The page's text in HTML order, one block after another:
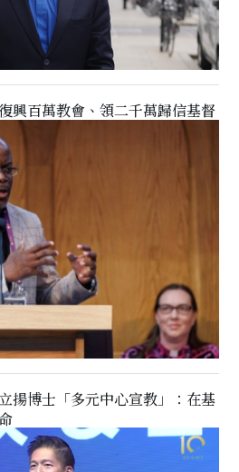
興百萬教會、領二千萬歸信基督
揚博士「多元中心宣教」：在基